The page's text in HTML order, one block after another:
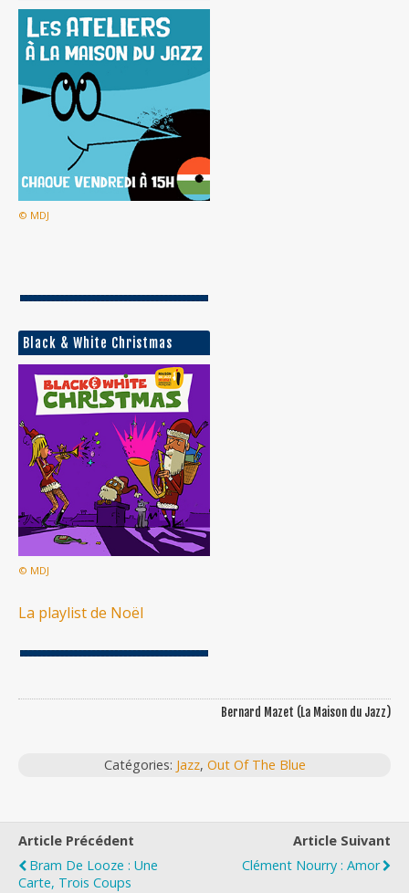
© MDJ
Black & White Christmas
© MDJ
La playlist de Noël
Bernard Mazet (La Maison du Jazz)
Catégories: Jazz, Out Of The Blue
Article Précédent
Bram De Looze : Une
Carte, Trois Coups
Article Suivant
Clément Nourry : Amor